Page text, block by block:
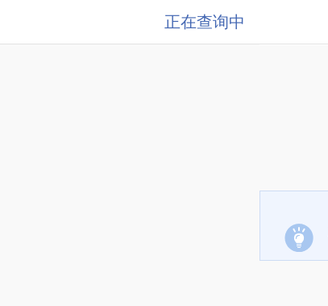
正在查询中